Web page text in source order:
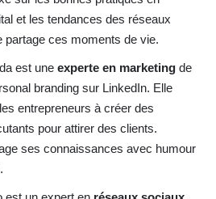
et les tendances des réseaux
partage ces moments de vie.
est une experte en marketing de
branding sur LinkedIn. Elle
entrepreneurs à créer des
pour attirer des clients.
ses connaissances avec humour